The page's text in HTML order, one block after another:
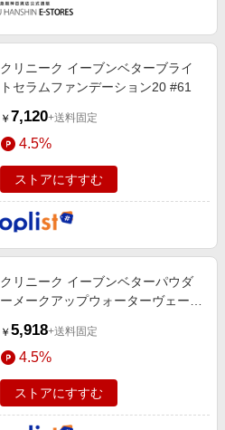
クリニーク イーブンベターブライ
トセラムファンデーション20 #61
￥ 7,120+送料固定
4.5%
ストアにすすむ
クリニーク イーブンベターパウダ
ーメークアップウォーターヴェール
￥ 5,918+送料固定
4.5%
ストアにすすむ